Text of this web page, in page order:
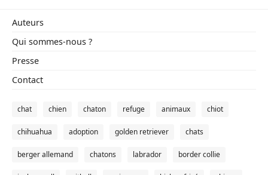
Auteurs
Qui sommes-nous ?
Presse
Contact
chat chien chaton refuge animaux chiot
chihuahua adoption golden retriever chats
berger allemand chatons labrador border collie